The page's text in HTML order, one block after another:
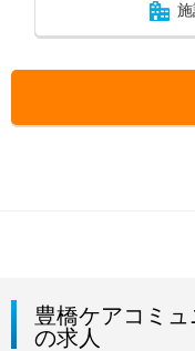
豊橋ケアコミ
の求人